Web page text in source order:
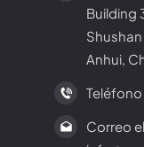
Building
Anhui,
Teléfono
Correo